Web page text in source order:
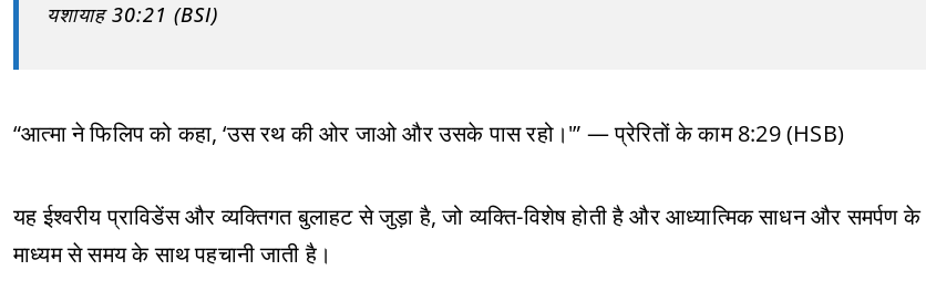
यशायाह 30:21 (BSI)
“आत्मा ने फिलिप को कहा, ‘उस रथ की ओर जाओ और उसके पास रहो।'” — प्रेरितों के काम 8:29 (HSB)
यह ईश्वरीय प्राविडेंस और व्यक्तिगत बुलाहट से जुड़ा है, जो व्यक्ति-विशेष होती है और आध्यात्मिक साधन और समर्पण के
माध्यम से समय के साथ पहचानी जाती है।